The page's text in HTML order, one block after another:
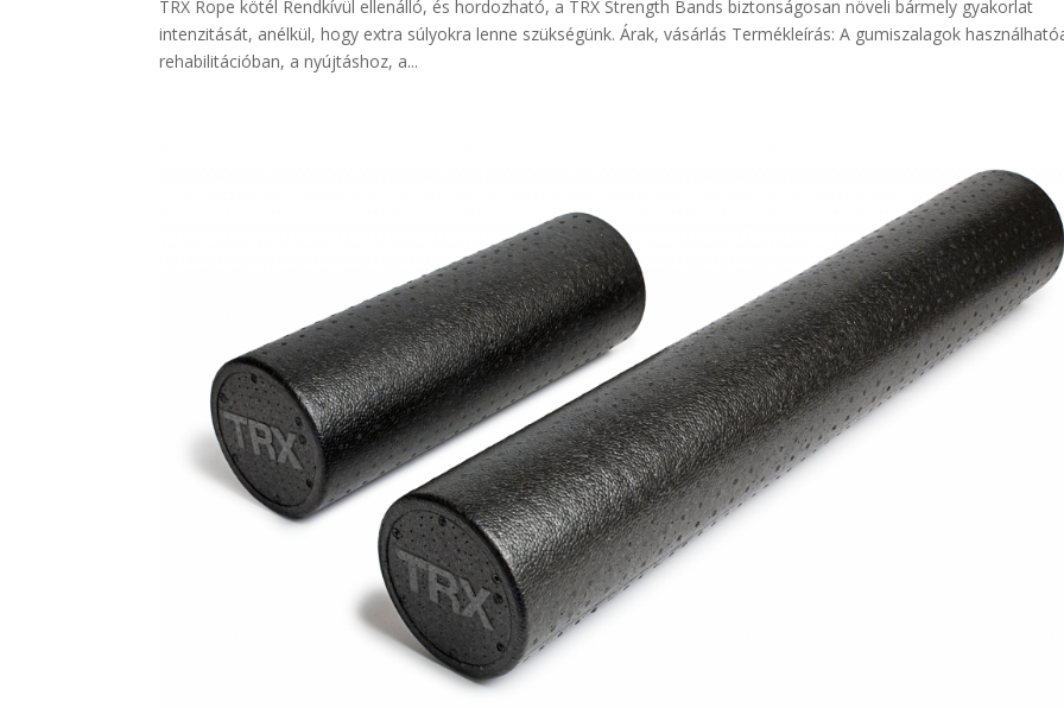
TRX Rope kötél Rendkívül ellenálló, és hordozható, a TRX Strength Bands biztonságosan növeli bármely gyakorlat
intenzitását, anélkül, hogy extra súlyokra lenne szükségünk. Árak, vásárlás Termékleírás: A gumiszalagok
rehabilitációban, a nyújtáshoz, a...